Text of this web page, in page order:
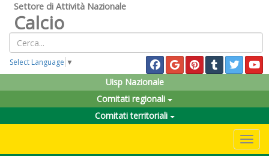
Settore di Attività Nazionale
Calcio
Select Language ▼
Uisp Nazionale
Comitati regionali
Comitati territoriali